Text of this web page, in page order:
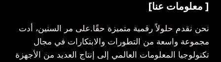
[ معلومات عنا]
نحن نقدم حلولاً رقمية متميزة حقًا.على مر السنين، أدت
مجموعة واسعة من التطورات والابتكارات في مجال
تكنولوجيا المعلومات العالمي إلى إنتاج العديد من الأجهزة